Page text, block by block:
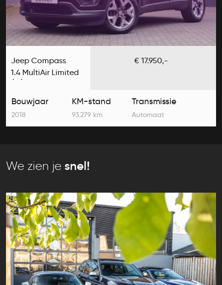
Jeep Compass
1.4 MultiAir Limited
4x4
€ 17.950,-
Bouwjaar
2018
KM-stand
93.279 km
Transmissie
Automaat
We zien je snel!